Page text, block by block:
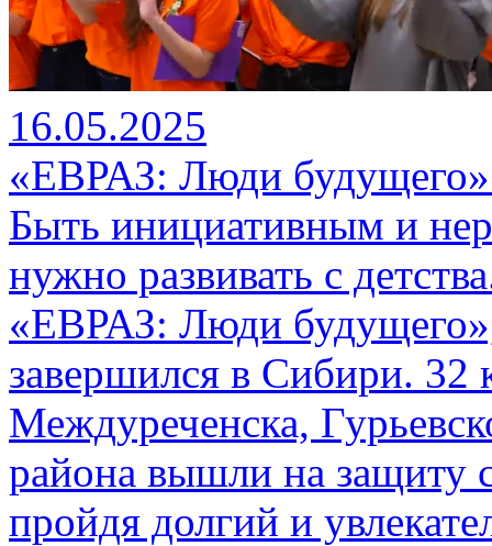
16.05.2025
«ЕВРАЗ: Люди будущего»
Быть инициативным и
нужно развивать с
«ЕВРАЗ: Люди
завершился в Сибири. 32
Междуреченска,
района вышли на защиту
пройдя долгий и